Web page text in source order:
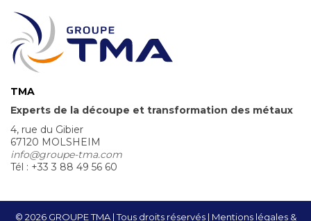
TMA
Experts de la découpe et transformation des métaux
4, rue du Gibier
67120 MOLSHEIM
info@groupe-tma.com
Tél : +33 3 88 49 56 60
© 2026 GROUPE TMA | Tous droits réservés Mentions légales &